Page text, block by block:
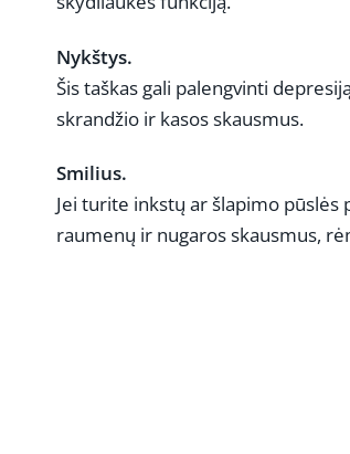
Nykštys.
Šis taškas gali palengvinti
skrandžio ir kasos skausmus.
Smilius.
Jei turite inkstų ar šlapimo
raumenų ir nugaros skausmus,